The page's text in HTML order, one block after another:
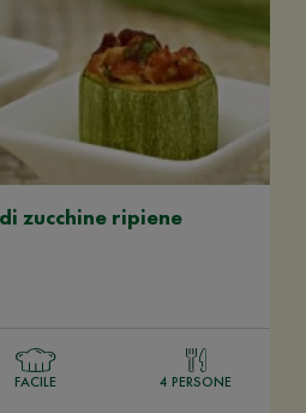
zucchine ripiene
FACILE 4 PERSONE